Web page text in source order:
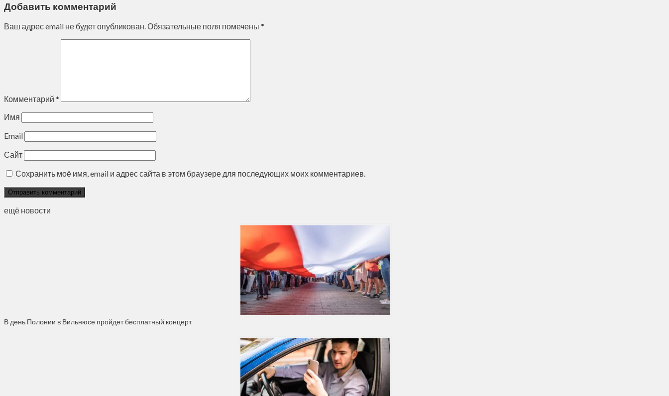
Добавить комментарий
Ваш адрес email не будет опубликован.Обязательные поля помечены *
Комментарий *
Имя
Email
Сайт
Сохранить моё имя, email и адрес сайта в этом браузере для последующих моих комментариев.
ещё новости
В день Полонии в Вильнюсе пройдет бесплатный концерт